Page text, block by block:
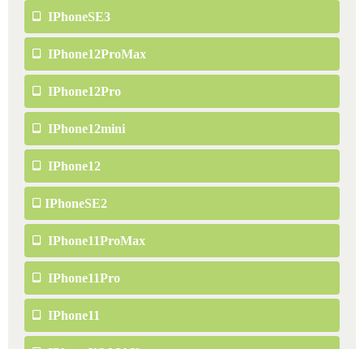
IPhoneSE3
IPhone12ProMax
IPhone12Pro
IPhone12mini
IPhone12
IPhoneSE2
IPhone11ProMax
IPhone11Pro
IPhone11